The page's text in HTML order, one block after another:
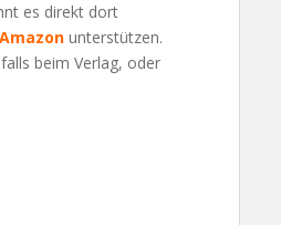
es direkt dort
unterstützen.
beim Verlag, oder